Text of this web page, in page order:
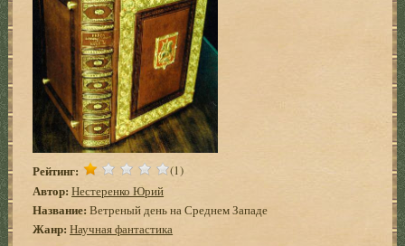
Рейтинг: (1)
Автор: Нестеренко Юрий
Название: Ветреный день на Среднем Западе
Жанр: Научная фантастика